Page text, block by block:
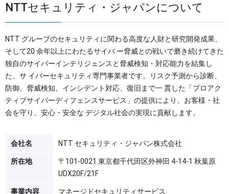
NTTセキュリティ・ジャパンについて
NTT グループのセキュリティに関わる高度な人財と研究開発成果、
そして20 余年以上にわたるサイバ ー脅威との戦いで磨き続けてきた
独自のサイバーインテリジェンスと脅威検知・対応能力を結集し
た、サ イバーセキュリティ専門事業者です。リスク予測から診断、
防御、脅威検知、インシデント対応、復旧まで⼀ 貫した「プロアク
ティブサイバーディフェンスサービス」の提供により、お客様・社
会を守り、安心・安全な デジタル社会の実現に貢献します。
会社名 NTT セキュリティ・ジャパン株式会社
所在地
〒101-0021 東京都千代田区外神田 4-14-1 秋葉原
UDX20F/21F
事業内容 マネージドセキュリティサービス